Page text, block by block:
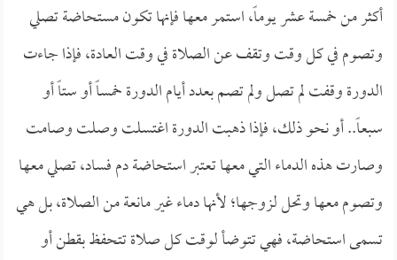
أكثر من خمسة عشر يوماً، استمر معها فإنها تكون مستحاضة تصلي
وتصوم في كل وقت وتقف عن الصلاة في وقت العادة، فإذا جاءت
الدورة وقفت لم تصل ولم تصم بعدد أيام الدورة خمساً أو ستاً أو
سبعاً.. أو نحو ذلك، فإذا ذهبت الدورة اغتسلت وصلت وصامت
وصارت هذه الدماء التي معها تعتبر استحاضة دم فساد، تصلي معها
وتصوم معها وتحل لزوجها؛ لأنها دماء غير مانعة من الصلاة، بل هي
تسمى استحاضة، فهي تتوضأ لوقت كل صلاة تتحفظ بقطن أو